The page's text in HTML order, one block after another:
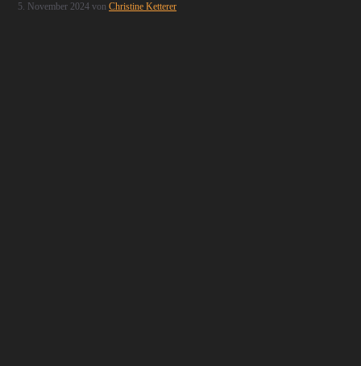
5. November 2024 vonChristine Ketterer